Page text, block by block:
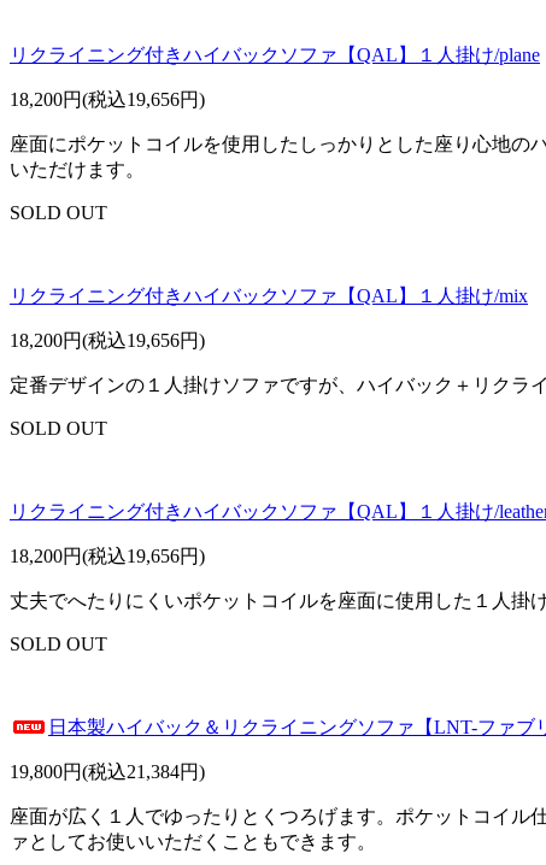
リクライニング付きハイバックソファ【QAL】１人掛け/plane
18,200円(税込19,656円)
座面にポケットコイルを使用したしっかりとした座り心地
いただけます。
SOLD OUT
リクライニング付きハイバックソファ【QAL】１人掛け/mix
18,200円(税込19,656円)
定番デザインの１人掛けソファですが、ハイバック＋リクラ
SOLD OUT
リクライニング付きハイバックソファ【QAL】１人掛け/
18,200円(税込19,656円)
丈夫でへたりにくいポケットコイルを座面に使用した１人掛
SOLD OUT
日本製ハイバック＆リクライニングソファ【LNT-ファブ
19,800円(税込21,384円)
座面が広く１人でゆったりとくつろげます。ポケットコイ
ァとしてお使いいただくこともできます。